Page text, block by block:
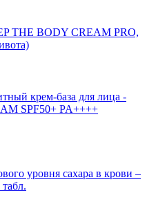
THE BODY CREAM PRO,
крем-база для лица -
SPF50+ PA++++
уровня сахара в крови –